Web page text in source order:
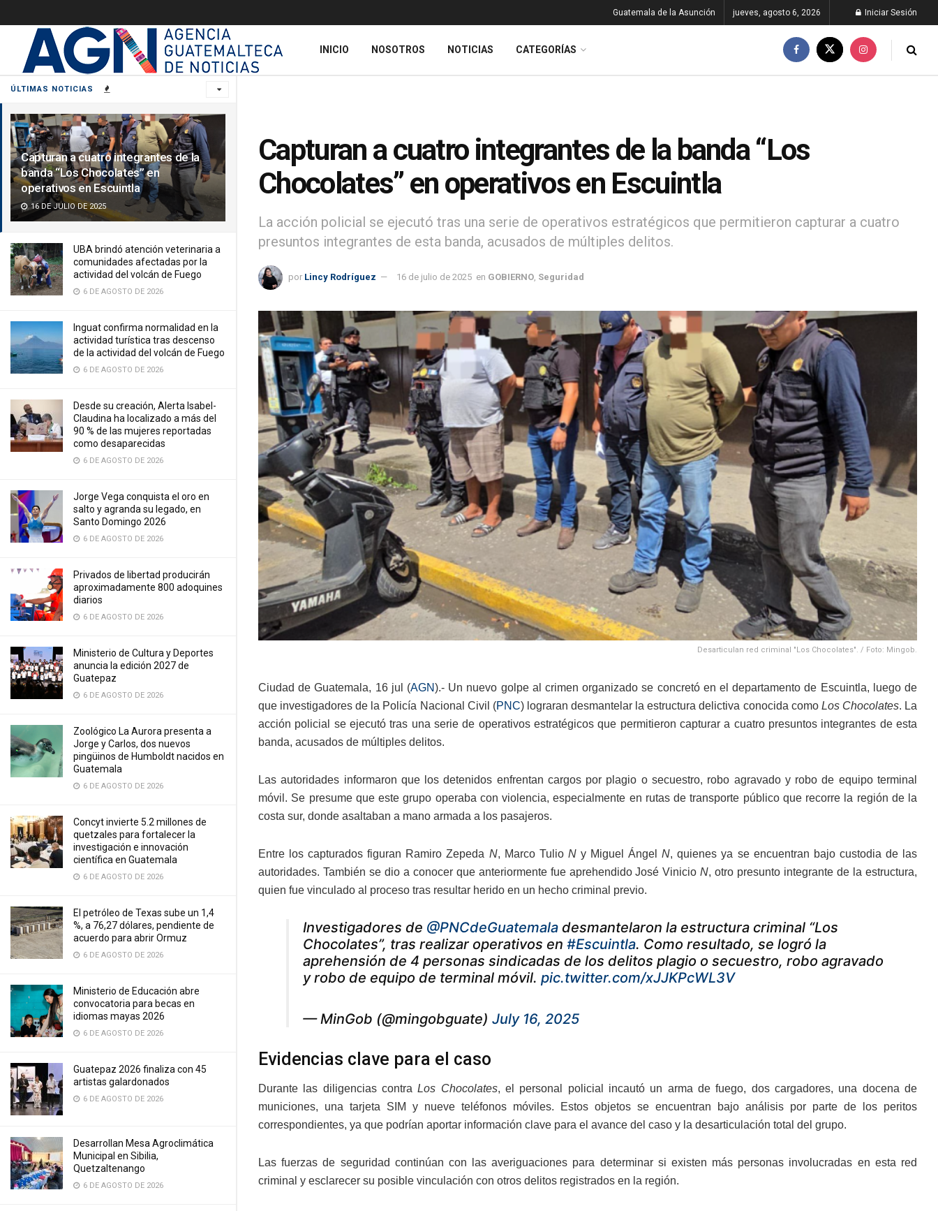
ÚLTIMAS NOTICIAS
Capturan a cuatro integrantes de la
banda “Los Chocolates” en
operativos en Escuintla
16 DE JULIO DE 2025
UBA brindó atención veterinaria a
comunidades afectadas por la
actividad del volcán de Fuego
6 DE AGOSTO DE 2026
Inguat confirma normalidad en la
actividad turística tras descenso
de la actividad del volcán de Fuego
6 DE AGOSTO DE 2026
Desde su creación, Alerta Isabel-
Claudina ha localizado a más del
90 % de las mujeres reportadas
como desaparecidas
6 DE AGOSTO DE 2026
Jorge Vega conquista el oro en
salto y agranda su legado, en
Santo Domingo 2026
6 DE AGOSTO DE 2026
Privados de libertad producirán
aproximadamente 800 adoquines
diarios
6 DE AGOSTO DE 2026
Ministerio de Cultura y Deportes
anuncia la edición 2027 de
Guatepaz
6 DE AGOSTO DE 2026
Zoológico La Aurora presenta a
Jorge y Carlos, dos nuevos
pingüinos de Humboldt nacidos en
Guatemala
6 DE AGOSTO DE 2026
Concyt invierte 5.2 millones de
quetzales para fortalecer la
investigación e innovación
científica en Guatemala
6 DE AGOSTO DE 2026
El petróleo de Texas sube un 1,4
%, a 76,27 dólares, pendiente de
acuerdo para abrir Ormuz
6 DE AGOSTO DE 2026
Ministerio de Educación abre
convocatoria para becas en
idiomas mayas 2026
6 DE AGOSTO DE 2026
Guatepaz 2026 finaliza con 45
artistas galardonados
6 DE AGOSTO DE 2026
Desarrollan Mesa Agroclimática
Municipal en Sibilia,
Quetzaltenango
6 DE AGOSTO DE 2026
Guatemala de la Asunción jueves, agosto 6, 2026 Iniciar Sesión
INICIO NOSOTROS NOTICIAS CATEGORÍAS
Capturan a cuatro integrantes de la banda “Los
Chocolates” en operativos en Escuintla
La acción policial se ejecutó tras una serie de operativos estratégicos que permitieron capturar a cuatro
presuntos integrantes de esta banda, acusados de múltiples delitos.
por Lincy Rodríguez 16 de julio de 2025 en GOBIERNO Seguridad
Desarticulan red criminal "Los Chocolates". / Foto: Mingob.
Ciudad de Guatemala, 16 jul (AGN).- Un nuevo golpe al crimen organizado se concretó en el departamento de Escuintla, luego de
que investigadores de la Policía Nacional Civil (PNC) lograran desmantelar la estructura delictiva conocida como Los Chocolates. La
acción policial se ejecutó tras una serie de operativos estratégicos que permitieron capturar a cuatro presuntos integrantes de esta
banda, acusados de múltiples delitos.
Las autoridades informaron que los detenidos enfrentan cargos por plagio o secuestro, robo agravado y robo de equipo terminal
móvil. Se presume que este grupo operaba con violencia, especialmente en rutas de transporte público que recorre la región de la
costa sur, donde asaltaban a mano armada a los pasajeros.
Entre los capturados figuran Ramiro Zepeda N, Marco Tulio Ny Miguel ÁngelN, quienes ya se encuentran bajo custodia de las
autoridades. También se dio a conocer que anteriormente fue aprehendido José VinicioN, otro presunto integrante de la estructura,
quien fue vinculado al proceso tras resultar herido en un hecho criminal previo.
Investigadores de @PNCdeGuatemala desmantelaron la estructura criminal “Los
Chocolates”, tras realizar operativos en #Escuintla. Como resultado, se logró la
aprehensión de 4 personas sindicadas de los delitos plagio o secuestro, robo agravado
y robo de equipo de terminal móvil. pic.twitter.com/xJJKPcWL3V
— MinGob (@mingobguate) July 16, 2025
Evidencias clave para el caso
Durante las diligencias contraLos Chocolates, el personal policial incautó un arma de fuego, dos cargadores, una docena de
municiones, una tarjeta SIM y nueve teléfonos móviles. Estos objetos se encuentran bajo análisis por parte de los peritos
correspondientes, ya que podrían aportar información clave para el avance del caso y la desarticulación total del grupo.
Las fuerzas de seguridad continúan con las averiguaciones para determinar si existen más personas involucradas en esta red
criminal y esclarecer su posible vinculación con otros delitos registrados en la región.